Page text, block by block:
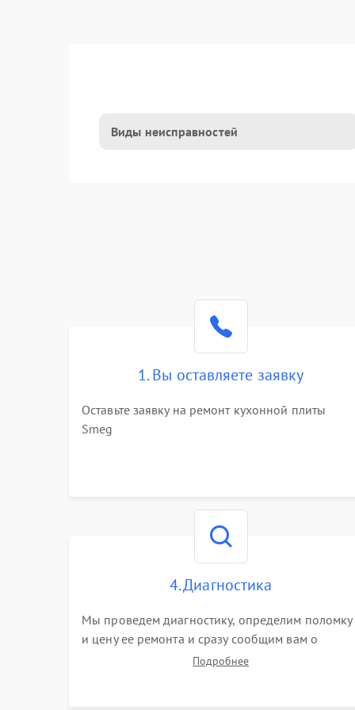
Виды неисправностей
1. Вы оставляете заявку
Оставьте заявку на ремонт кухонной плиты
Smeg
4. Диагностика
Мы проведем диагностику, определим поломку
и цену ее ремонта и сразу сообщим вам о
Подробнее